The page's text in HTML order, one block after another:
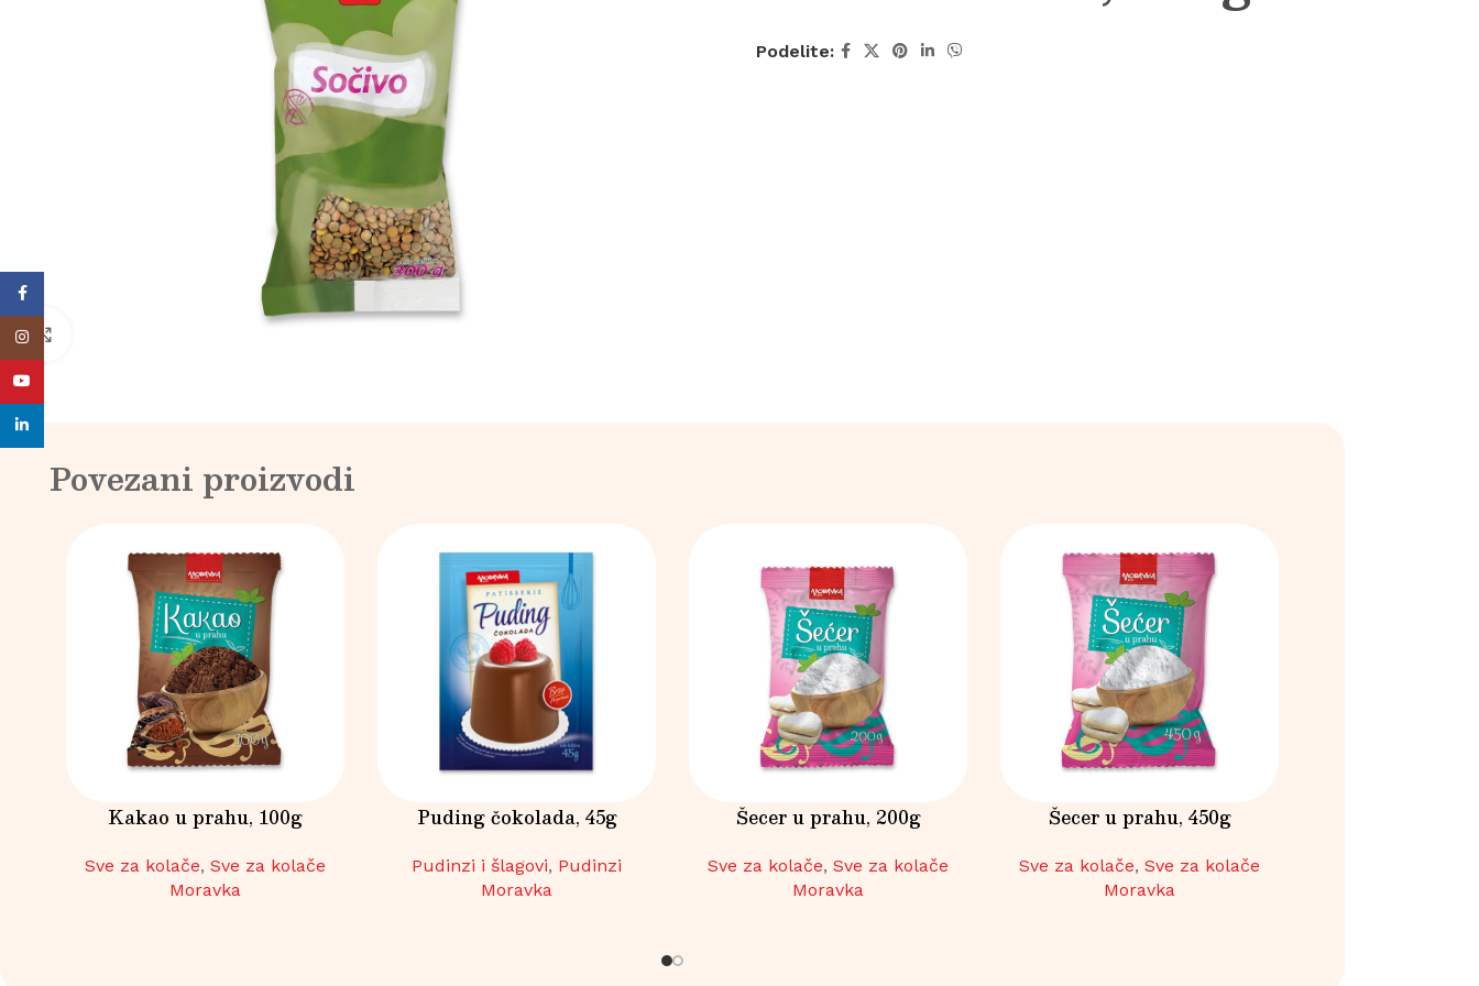
Podelite:
Povezani proizvodi
Kakao u prahu, 100g
Sve za kolače, Sve za kolače
Moravka
Puding čokolada, 45g
Pudinzi i šlagovi, Pudinzi
Moravka
Šecer u prahu, 200g
Sve za kolače, Sve za kolače
Moravka
Šecer u prahu, 450g
Sve za kolače, Sve za kolače
Moravka
Instagram